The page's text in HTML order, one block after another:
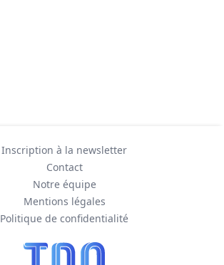
Inscription à la newsletter
Contact
Notre équipe
Mentions légales
Politique de confidentialité